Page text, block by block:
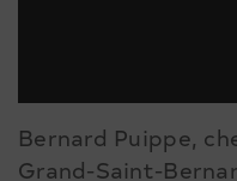
Bernard Puippe,
Grand-Saint-